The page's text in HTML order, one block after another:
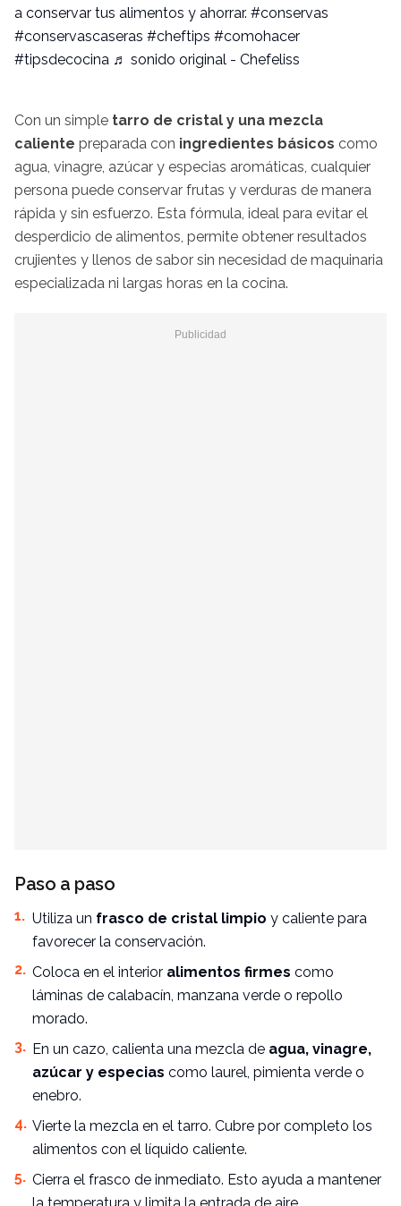
a conservar tus alimentos y ahorrar. #conservas
#conservascaseras #cheftips #comohacer
#tipsdecocina ♬ sonido original - Chefeliss
Con un simple tarro de cristal y una mezcla
caliente preparada con ingredientes básicos como
agua, vinagre, azúcar y especias aromáticas, cualquier
persona puede conservar frutas y verduras de manera
rápida y sin esfuerzo. Esta fórmula, ideal para evitar el
desperdicio de alimentos, permite obtener resultados
crujientes y llenos de sabor sin necesidad de maquinaria
especializada ni largas horas en la cocina.
Paso a paso
Utiliza un frasco de cristal limpio y caliente para
favorecer la conservación.
Coloca en el interior alimentos firmes como
láminas de calabacín, manzana verde o repollo
morado.
En un cazo, calienta una mezcla de agua, vinagre,
azúcar y especias como laurel, pimienta verde o
enebro.
Vierte la mezcla en el tarro. Cubre por completo los
alimentos con el líquido caliente.
Cierra el frasco de inmediato. Esto ayuda a mantener